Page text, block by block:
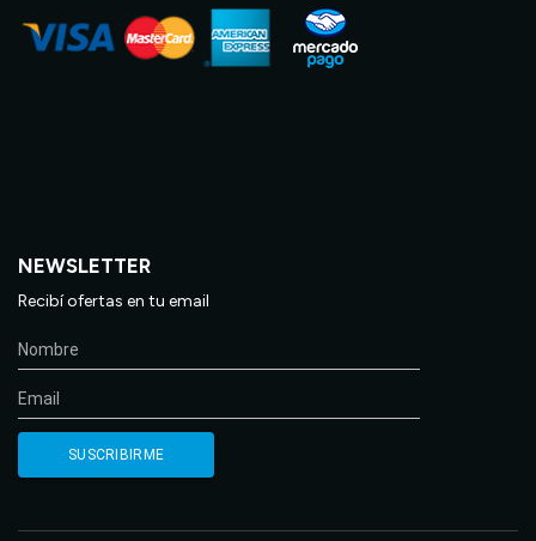
NEWSLETTER
Recibí ofertas en tu email